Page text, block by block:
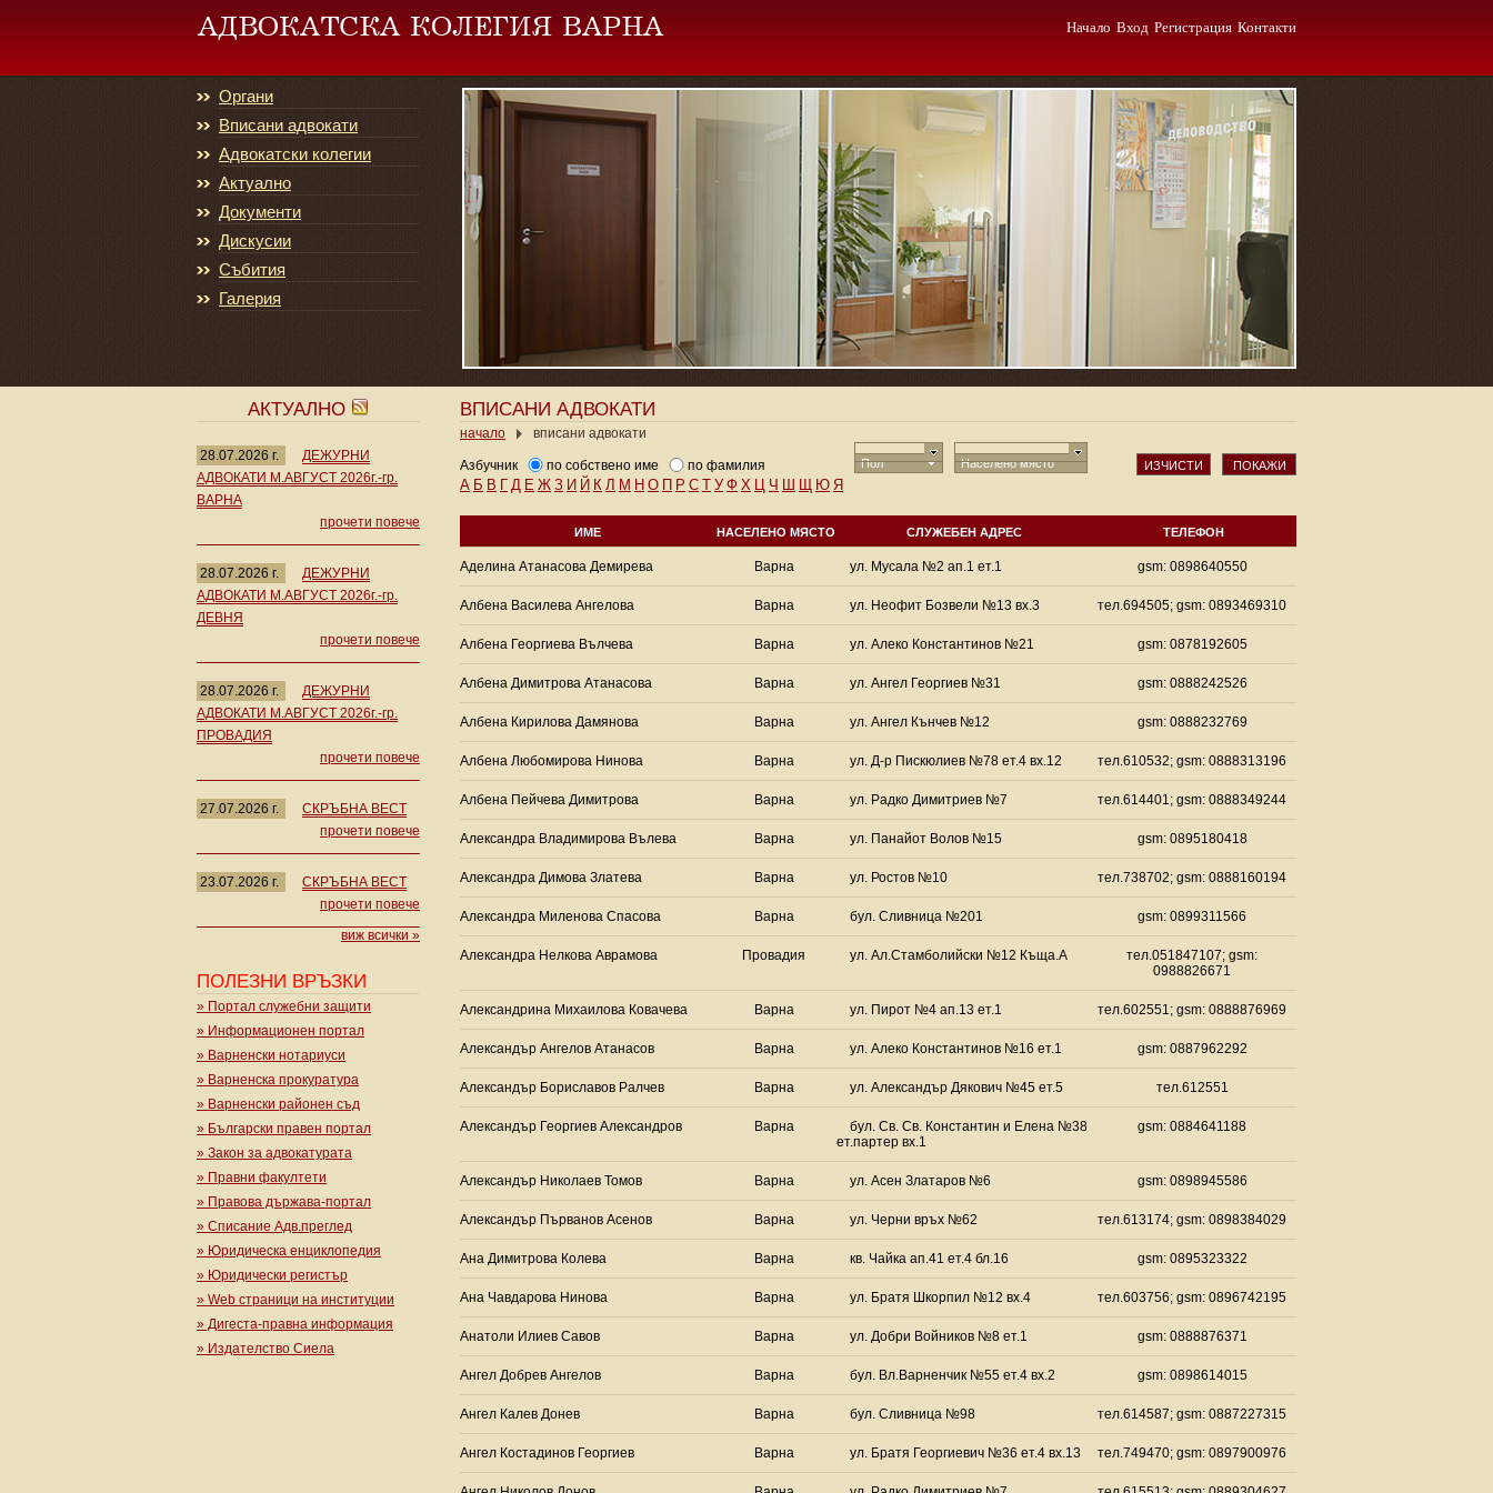
Начало Вход Регистрация Контакти
Органи
Вписани адвокати
Адвокатски колегии
Актуално
Документи
Дискусии
Събития
Галерия
АКТУАЛНО
28.07.2026 г.
ДЕЖУРНИ
АДВОКАТИ М.АВГУСТ 2026г.-гр.
ВАРНА
прочети повече
28.07.2026 г.
ДЕЖУРНИ
АДВОКАТИ М.АВГУСТ 2026г.-гр.
ДЕВНЯ
прочети повече
28.07.2026 г.
ДЕЖУРНИ
АДВОКАТИ М.АВГУСТ 2026г.-гр.
ПРОВАДИЯ
прочети повече
27.07.2026 г.
СКРЪБНА ВЕСТ
прочети повече
23.07.2026 г.
СКРЪБНА ВЕСТ
прочети повече
виж всички »
ПОЛЕЗНИ ВРЪЗКИ
» Портал служебни защити
» Информационен портал
» Варненски нотариуси
» Варненска прокуратура
» Варненски районен съд
» Български правен портал
» Закон за адвокатурата
» Правни факултети
» Правова държава-портал
» Списание Адв.преглед
» Юридическа енциклопедия
» Юридически регистър
» Web страници на институции
» Дигеста-правна информация
» Издателство Сиела
ВПИСАНИ АДВОКАТИ
начало вписани адвокати
Азбучник по собствено име по фамилия
А Б В Г Д Е Ж З И Й К Л М Н О П Р С Т У Ф Х Ч Ю Я
Пол Населено място
ИМЕ НАСЕЛЕНО МЯСТО СЛУЖЕБЕН АДРЕС ТЕЛЕФОН
Аделина Атанасова Демирева Варна ул. Мусала №2 ап.1 ет.1 gsm: 0898640550
Албена Василева Ангелова Варна ул. Неофит Бозвели №13 вх.3 тел.694505; gsm: 0893469310
Албена Георгиева Вълчева Варна ул. Алеко Константинов №21 gsm: 0878192605
Албена Димитрова Атанасова Варна ул. Ангел Георгиев №31 gsm: 0888242526
Албена Кирилова Дамянова Варна ул. Ангел Кънчев №12 gsm: 0888232769
Албена Любомирова Нинова Варна ул. Д-р Пискюлиев №78 ет.4 вх.12 тел.610532; gsm: 0888313196
Албена Пейчева Димитрова Варна ул. Радко Димитриев №7 тел.614401; gsm: 0888349244
Александра Владимирова Вълева Варна ул. Панайот Волов №15 gsm: 0895180418
Александра Димова Златева Варна ул. Ростов №10 тел.738702; gsm: 0888160194
Александра Миленова Спасова Варна бул. Сливница №201 gsm: 0899311566
Александра Нелкова Аврамова Провадия ул. Ал.Стамболийски №12 Къща.А
тел.051847107; gsm:
0988826671
Александрина Михаилова Ковачева Варна ул. Пирот №4 ап.13 ет.1 тел.602551; gsm: 0888876969
Александър Ангелов Атанасов Варна ул. Алеко Константинов №16 ет.1 gsm: 0887962292
Александър Бориславов Ралчев Варна ул. Александър Дякович №45 ет.5 тел.612551
Александър Георгиев Александров Варна
бул. Св. Св. Константин и Елена №38
ет.партер вх.1
gsm: 0884641188
Александър Николаев Томов Варна ул. Асен Златаров №6 gsm: 0898945586
Александър Първанов Асенов Варна ул. Черни връх №62 тел.613174; gsm: 0898384029
Ана Димитрова Колева Варна кв. Чайка ап.41 ет.4 бл.16 gsm: 0895323322
Ана Чавдарова Нинова Варна ул. Братя Шкорпил №12 вх.4 тел.603756; gsm: 0896742195
Анатоли Илиев Савов Варна ул. Добри Войников №8 ет.1 gsm: 0888876371
Ангел Добрев Ангелов Варна бул. Вл.Варненчик №55 ет.4 вх.2 gsm: 0898614015
Ангел Калев Донев Варна бул. Сливница №98 тел.614587; gsm: 0887227315
Ангел Костадинов Георгиев Варна ул. Братя Георгиевич №36 ет.4 вх.13 тел.749470; gsm: 0897900976